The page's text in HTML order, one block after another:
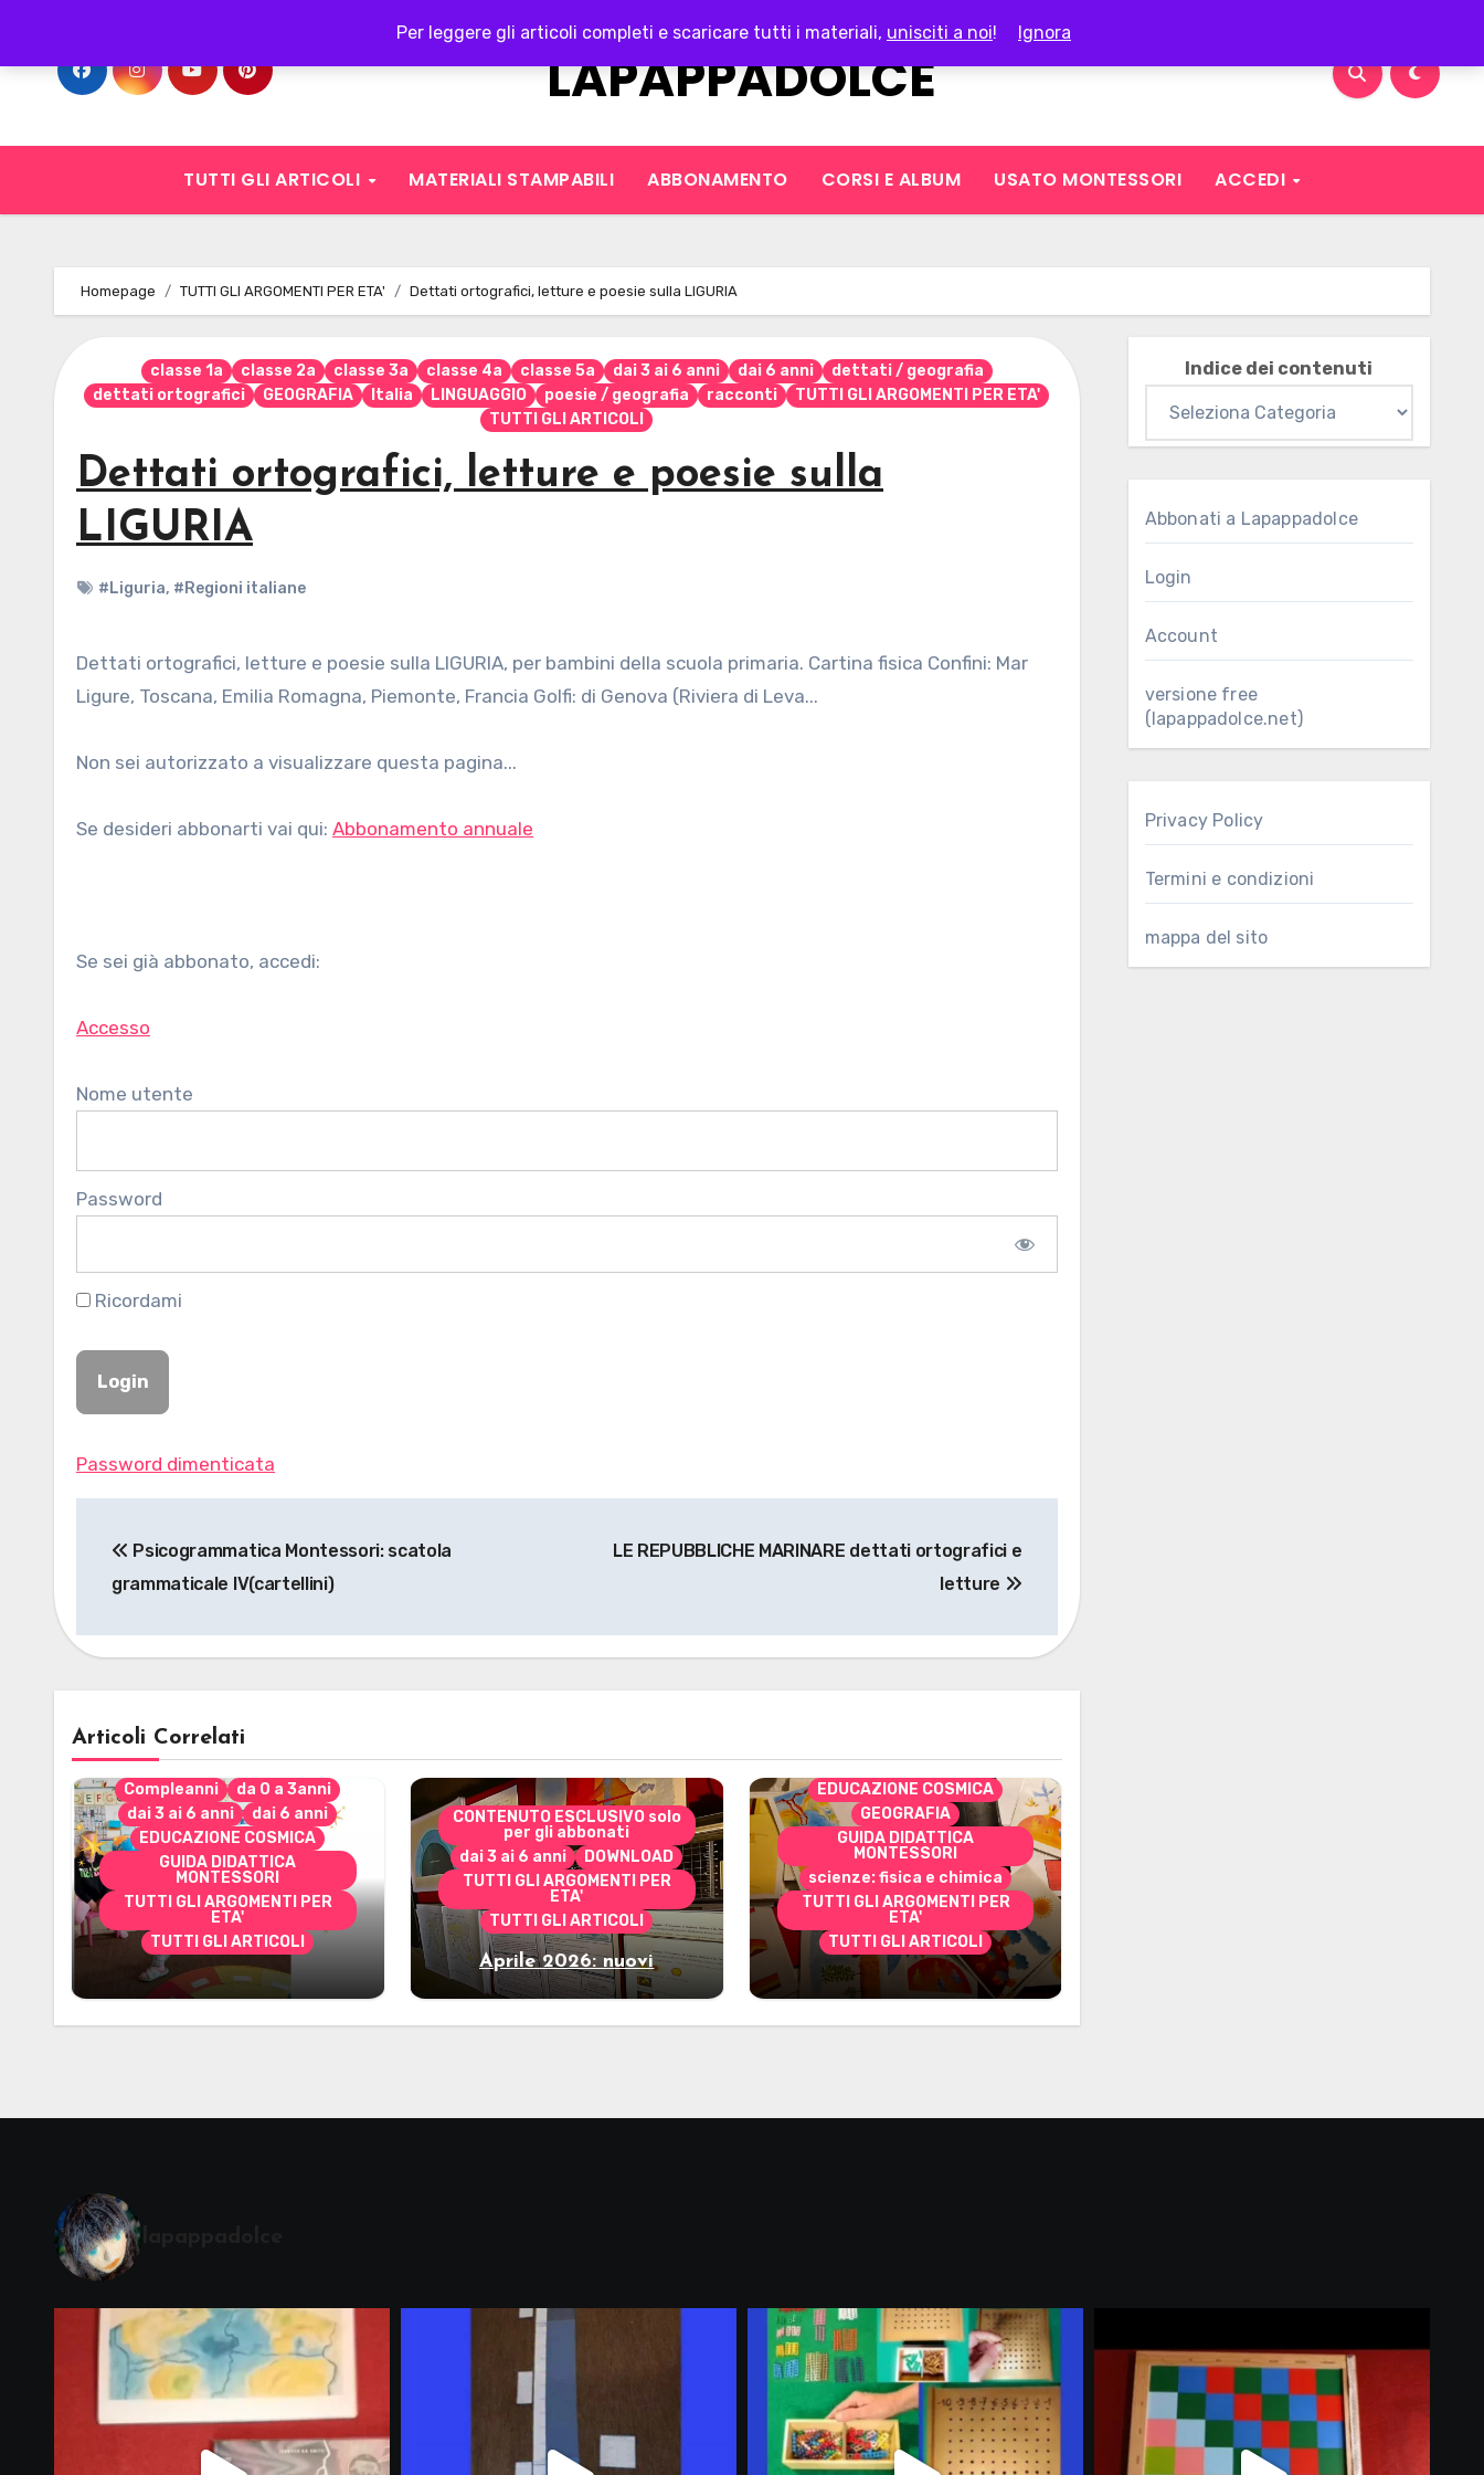
Per leggere gli articoli completi e scaricare tutti i materiali, unisciti a noi! Ignora
content
LAPAPPADOLCE
TUTTI GLI ARTICOLI MATERIALI STAMPABILI ABBONAMENTO CORSI E ALBUM USATO MONTESSORI ACCEDI
Homepage TUTTI GLI ARGOMENTI PER ETA' Dettati ortografici, letture e poesie sulla LIGURIA
classe 1a classe 2a classe 3a classe 4a classe 5a dai 3 ai 6 anni dai 6 anni
dettati / geografia
dettati ortografici
GEOGRAFIA Italia LINGUAGGIO poesie / geografia racconti
TUTTI GLI ARGOMENTI PER ETA'
TUTTI GLI ARTICOLI
Dettati ortografici, letture e poesie sulla
LIGURIA
#Liguria, #Regioni italiane
Dettati ortografici, letture e poesie sulla LIGURIA, per bambini della scuola primaria. Cartina fisica Confini: Mar
Ligure, Toscana, Emilia Romagna, Piemonte, Francia Golfi: di Genova (Riviera di Leva...
Non sei autorizzato a visualizzare questa pagina...
Se desideri abbonarti vai qui: Abbonamento annuale
Se sei già abbonato, accedi:
Accesso
Nome utente
Password
Ricordami
Password dimenticata
articoli
Psicogrammatica Montessori: scatola
grammaticale IV(cartellini)
LE REPUBBLICHE MARINARE dettati ortografici e
letture
Articoli Correlati
Compleanni
da 0 a 3anni
dai 3 ai 6 anni
dai 6 anni
EDUCAZIONE COSMICA
GUIDA DIDATTICA
MONTESSORI
TUTTI GLI ARGOMENTI PER
ETA'
TUTTI GLI ARTICOLI
Alcuni materiali per
accompagnare la
Cerimonia del Sole
CONTENUTO ESCLUSIVO solo
per gli abbonati
dai 3 ai 6 anni
DOWNLOAD
TUTTI GLI ARGOMENTI PER
ETA'
TUTTI GLI ARTICOLI
Aprile 2026: nuovi
materiali stampabili per
CONTENUTO ESCLUSIVO solo
DOWNLOAD
EDUCAZIONE COSMICA
GEOGRAFIA
GUIDA DIDATTICA
MONTESSORI
scienze: fisica e chimica
TUTTI GLI ARGOMENTI PER
ETA'
TUTTI GLI ARTICOLI
Marzo 2026: nuovi
materiali stampabili per
gli abbonati
Indice dei contenuti
Abbonati a Lapappadolce
Login
Account
versione free
(lapappadolce.net)
Privacy Policy
Termini e condizioni
mappa del sito